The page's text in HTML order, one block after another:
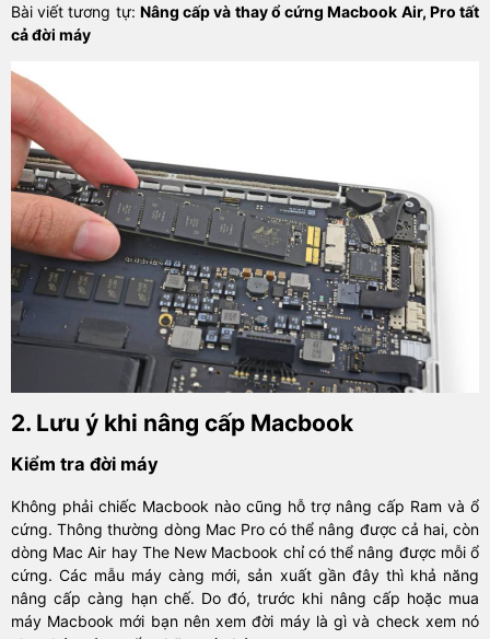
Bài viết tương tự: Nâng cấp và thay ổ cứng Macbook Air, Pro tất
cả đời máy
2. Lưu ý khi nâng cấp Macbook
Kiểm tra đời máy
Không phải chiếc Macbook nào cũng hỗ trợ nâng cấp Ram và ổ
cứng. Thông thường dòng Mac Pro có thể nâng được cả hai, còn
dòng Mac Air hay The New Macbook chỉ có thể nâng được mỗi ổ
cứng. Các mẫu máy càng mới, sản xuất gần đây thì khả năng
nâng cấp càng hạn chế. Do đó, trước khi nâng cấp hoặc mua
máy Macbook mới bạn nên xem đời máy là gì và check xem nó